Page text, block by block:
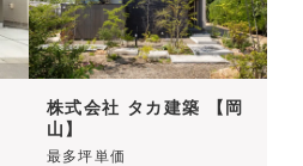
株式会社 タカ建築 【岡
山】
最多坪単価